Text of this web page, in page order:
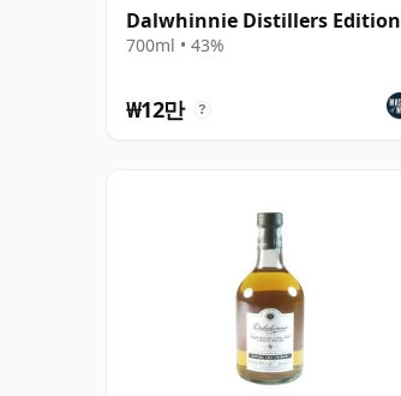
Dalwhinnie Distillers Edition
700ml • 43%
₩12만 ?